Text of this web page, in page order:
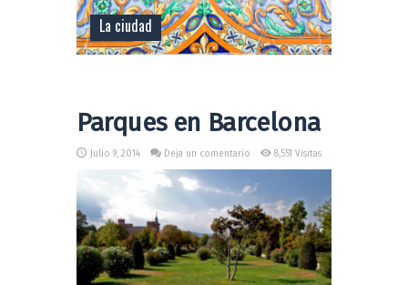
La ciudad
Parques en Barcelona
Julio 9, 2014 Deja un comentario 8,551 Visitas